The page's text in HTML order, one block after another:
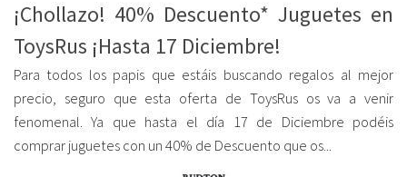
¡Chollazo! 40% Descuento* Juguetes en
ToysRus ¡Hasta 17 Diciembre!
Para todos los papis que estáis buscando regalos al mejor
precio, seguro que esta oferta de ToysRus os va a venir
fenomenal. Ya que hasta el día 17 de Diciembre podéis
comprar juguetes con un 40% de Descuento que os...